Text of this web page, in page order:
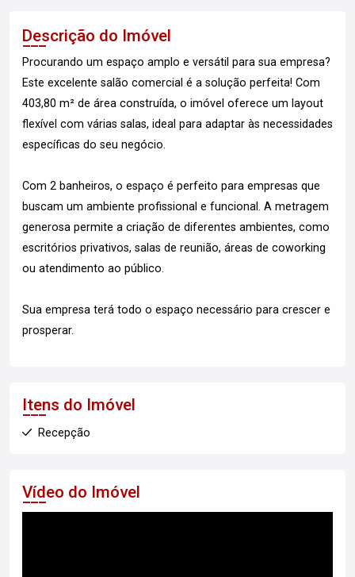
Descrição do Imóvel
Procurando um espaço amplo e versátil para sua empresa?
Este excelente salão comercial é a solução perfeita! Com
403,80 m² de área construída, o imóvel oferece um layout
flexível com várias salas, ideal para adaptar às necessidades
específicas do seu negócio.
Com 2 banheiros, o espaço é perfeito para empresas que
buscam um ambiente profissional e funcional. A metragem
generosa permite a criação de diferentes ambientes, como
escritórios privativos, salas de reunião, áreas de coworking
ou atendimento ao público.
Sua empresa terá todo o espaço necessário para crescer e
prosperar.
Itens do Imóvel
Recepção
Vídeo do Imóvel